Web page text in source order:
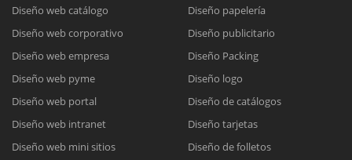
Diseño web catálogo
Diseño web corporativo
Diseño web empresa
Diseño web pyme
Diseño web portal
Diseño web intranet
Diseño web mini sitios
Diseño papelería
Diseño publicitario
Diseño Packing
Diseño logo
Diseño de catálogos
Diseño tarjetas
Diseño de folletos